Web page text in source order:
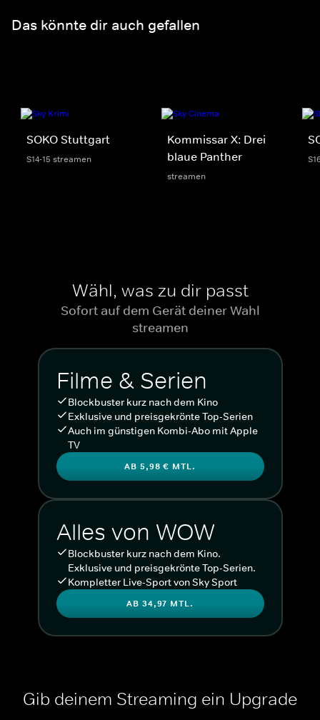
Das könnte dir auch gefallen
SOKO Stuttgart
S14-15 streamen
Kommissar X: Drei
blaue Panther
streamen
Wähl, was zu dir passt
Sofort auf dem Gerät deiner Wahl
streamen
Filme & Serien
Blockbuster kurz nach dem Kino
Exklusive und preisgekrönte Top-Serien
Auch im günstigen Kombi-Abo mit Apple
TV
AB 5,98 € MTL.
Alles von WOW
Blockbuster kurz nach dem Kino.
Exklusive und preisgekrönte Top-Serien.
Kompletter Live-Sport von Sky Sport
AB 34,97 MTL.
Gib deinem Streaming ein Upgrade